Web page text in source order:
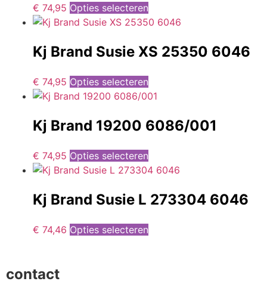
€ 74,95 Opties selecteren
Kj Brand Susie XS 25350 6046
€ 74,95 Opties selecteren
Kj Brand 19200 6086/001
€ 74,95 Opties selecteren
Kj Brand Susie L 273304 6046
€ 74,46 Opties selecteren
contact